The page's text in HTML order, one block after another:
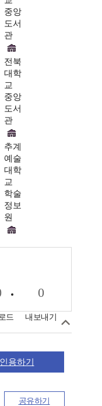
중앙
도서
관
전북
대학
교
중앙
도서
관
추계
예술
대학
교
학술
정보
원
드
0
내보내기
인용하기
공유하기